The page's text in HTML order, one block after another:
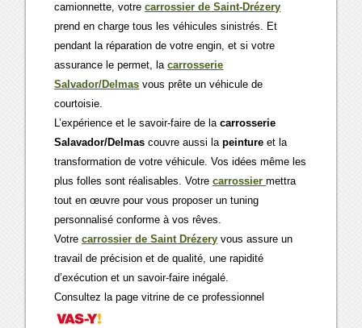
camionnette, votrecarrossier de Saint-Drézery
prend en charge tous les véhicules sinistrés. Et
pendant la réparation de votre engin, et si votre
assurance le permet, lacarrosserie
Salvador/Delmas vous prête un véhicule de
courtoisie.
L’expérience et le savoir-faire de lacarrosserie
Salavador/Delmas couvre aussi lapeintureet la
transformation de votre véhicule. Vos idées même les
plus folles sont réalisables. Votrecarrossiermettra
tout en œuvre pour vous proposer un tuning
personnalisé conforme à vos rêves.
Votrecarrossier de Saint Drézery vous assure un
travail de précision et de qualité, une rapidité
d’exécution et un savoir-faire inégalé.
Consultez la page vitrine de ce professionnel